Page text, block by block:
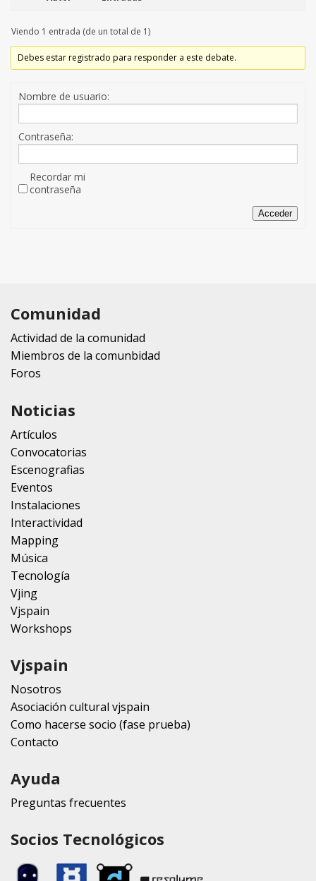
Viendo 1 entrada (de un total de 1)
Debes estar registrado para responder a este debate.
Nombre de usuario:
Contraseña:
Recordar mi
contraseña
Acceder
Comunidad
Actividad de la comunidad
Miembros de la comunbidad
Foros
Noticias
Artículos
Convocatorias
Escenografias
Eventos
Instalaciones
Interactividad
Mapping
Música
Tecnología
Vjing
Vjspain
Workshops
Vjspain
Nosotros
Asociación cultural vjspain
Como hacerse socio (fase prueba)
Contacto
Ayuda
Preguntas frecuentes
Socios Tecnológicos